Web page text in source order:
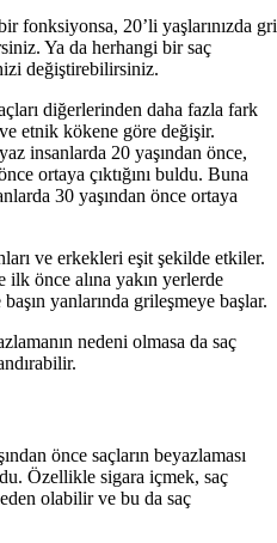
fonksiyonsa, 20’li yaşlarınızda gri
Ya da herhangi bir saç
değiştirebilirsiniz.
diğerlerinden daha fazla fark
etnik kökene göre değişir.
insanlarda 20 yaşından önce,
ortaya çıktığını buldu. Buna
30 yaşından önce ortaya
ve erkekleri eşit şekilde etkiler.
önce alına yakın yerlerde
yanlarında grileşmeye başlar.
nedeni olmasa da saç
önce saçların beyazlaması
Özellikle sigara içmek, saç
olabilir ve bu da saç